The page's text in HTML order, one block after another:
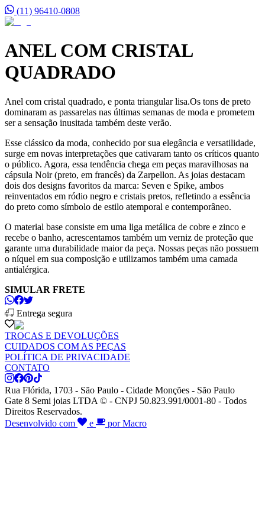
(11) 96410-0808
ANEL COM CRISTAL
QUADRADO
Anel com cristal quadrado, e ponta triangular lisa.Os tons de preto
dominaram as passarelas nas últimas semanas de moda e prometem
ser a sensação inusitada também deste verão.
Esse clássico da moda, conhecido por sua elegância e versatilidade,
surge em novas interpretações que cativaram tanto os críticos quanto
o público. Agora, essa tendência chega em peças maravilhosas na
cápsula Noir (preto, em francês) da Zarpellon. As joias destacam
dois dos designs favoritos da marca: Seven e Spike, ambos
reinventados em ródio negro e cristais pretos, refletindo a essência
do preto como símbolo de estilo atemporal e contemporâneo.
O material base consiste em uma liga metálica de cobre e zinco e
recebe o banho, acrescentamos também um verniz de proteção que
garante uma durabilidade maior da peça. Nossas peças não possuem
o níquel em sua composição e utilizamos também uma camada
antialérgica.
SIMULAR FRETE
Entrega segura
TROCAS E DEVOLUÇÕES
CUIDADOS COM AS PEÇAS
POLÍTICA DE PRIVACIDADE
CONTATO
Rua Flórida, 1703 - São Paulo - Cidade Monções - São Paulo
Gate 8 Semi joias LTDA © - CNPJ 50.823.991/0001-80 - Todos
Direitos Reservados.
Desenvolvido com
e por Macro